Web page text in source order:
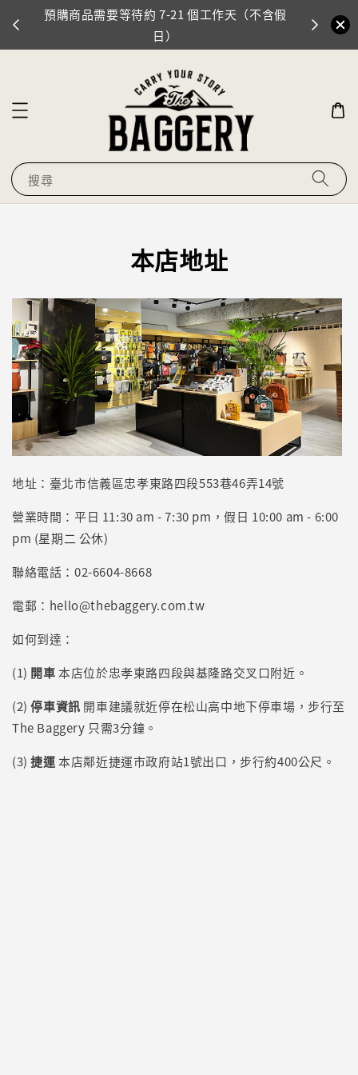
預購商品需要等待約 7-21 個工作天（不含假
日）
門市地
搜尋
本店地址
地址：臺北市信義區忠孝東路四段553巷46弄14號
營業時間：平日 11:30 am - 7:30 pm，假日 10:00 am - 6:00
pm (星期二 公休)
聯絡電話：02-6604-8668
電郵：hello@thebaggery.com.tw
如何到達：
(1) 開車本店位於忠孝東路四段與基隆路交叉口附近。
(2)停車資訊 開車建議就近停在松山高中地下停車場，步行至
The Baggery 只需3分鐘。
(3)捷運本店鄰近捷運市政府站1號出口，步行約400公尺。